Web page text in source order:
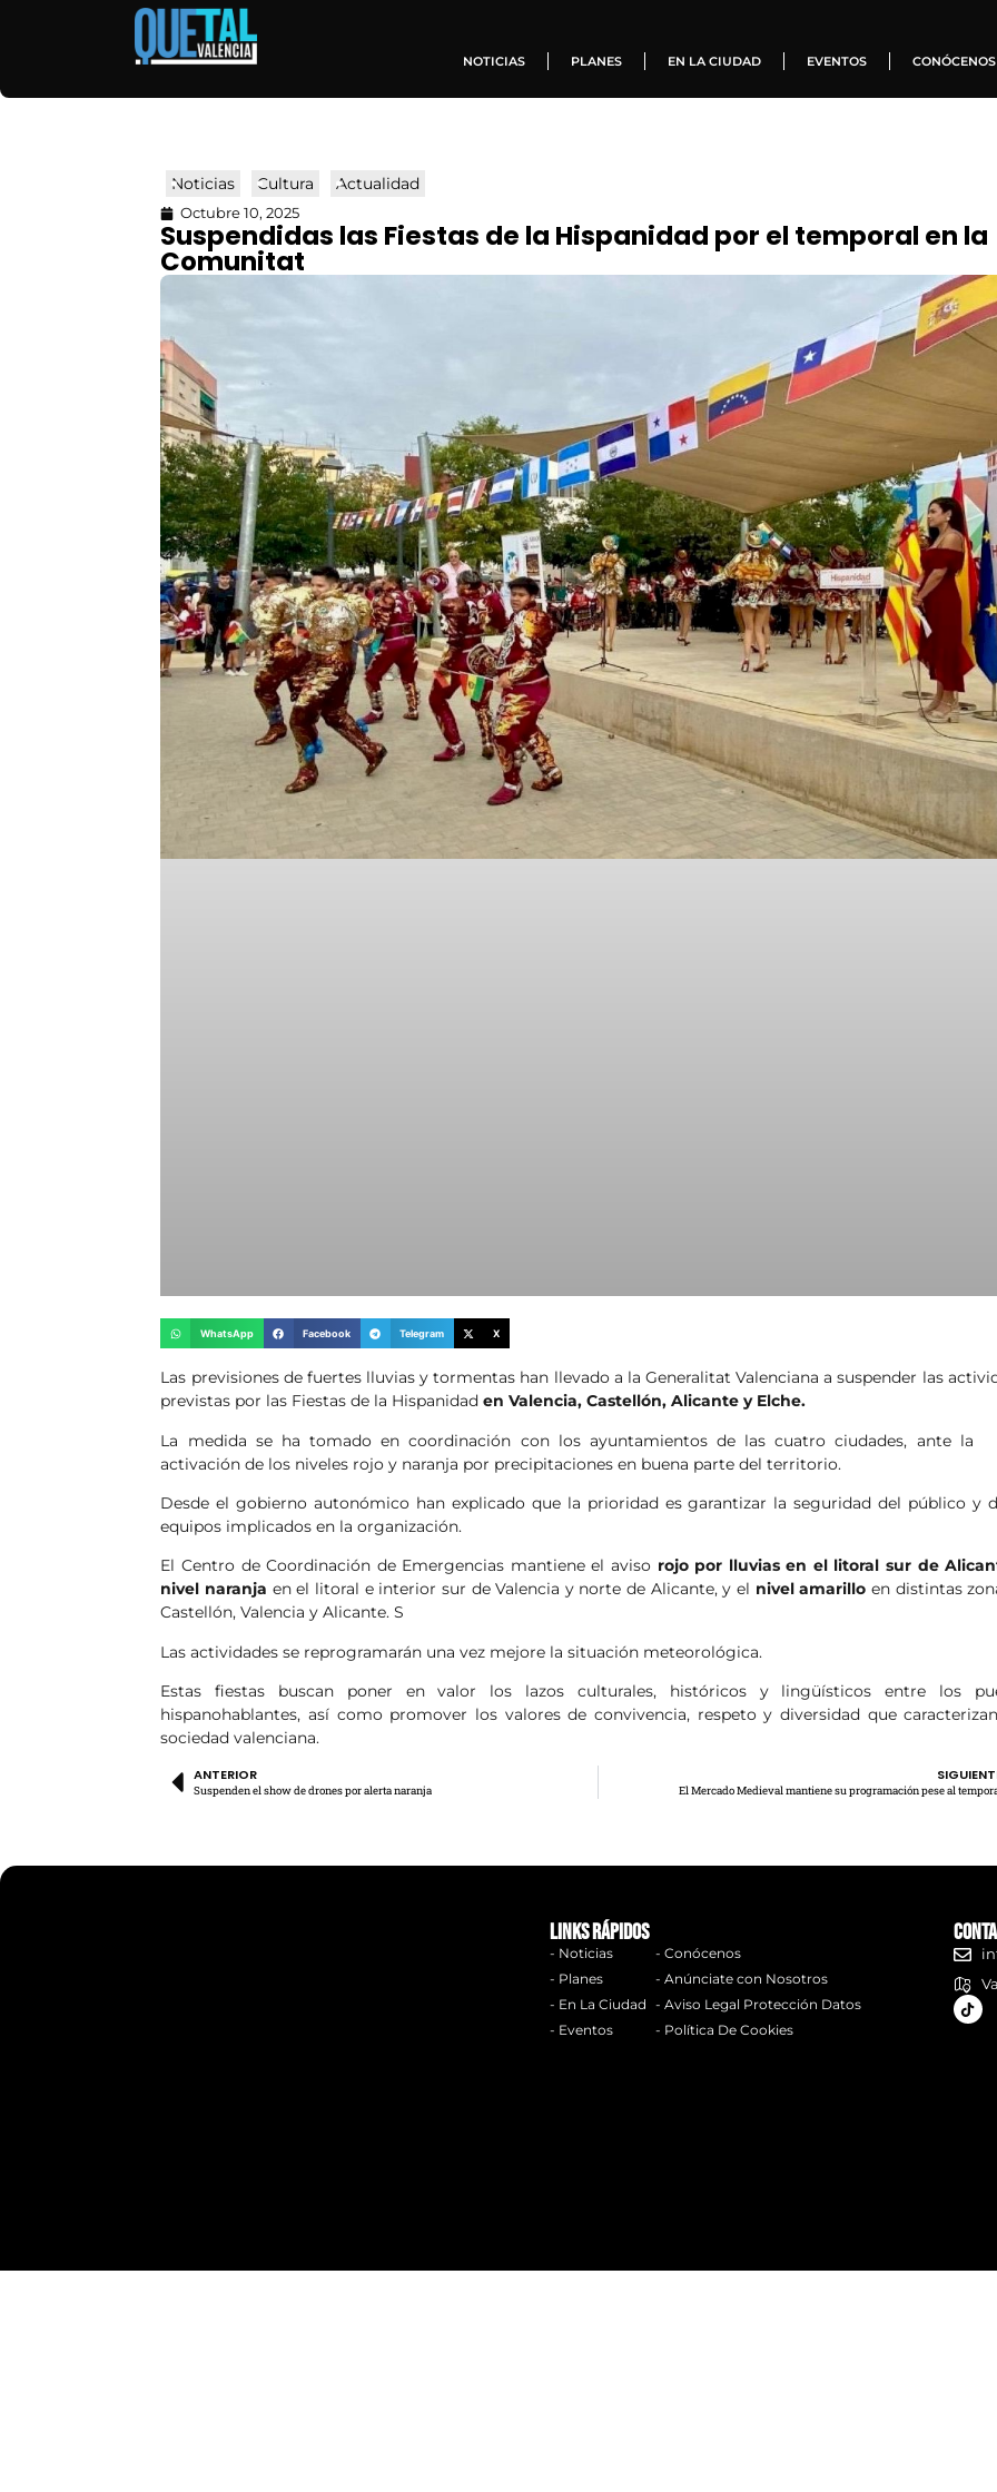
NOTICIAS PLANES EN LA CIUDAD EVENTOS CONÓCENOS
Noticias Cultura Actualidad
Octubre 10, 2025
Suspendidas las Fiestas de la Hispanidad por el temporal en la
Comunitat
WhatsApp Facebook Telegram X
Las previsiones de fuertes lluvias y tormentas han llevado a la Generalitat Valenciana a suspender las
previstas por las Fiestas de la Hispanidaden Valencia, Castellón, Alicante y Elche.
La medida se ha tomado en coordinación con los ayuntamientos de las cuatro ciudades, ante la
activación de los niveles rojo y naranja por precipitaciones en buena parte del territorio.
Desde el gobierno autonómico han explicado que la prioridad es garantizar la seguridad del público y
equipos implicados en la organización.
El Centro de Coordinación de Emergencias mantiene el aviso rojo por lluvias en el litoral sur de
nivel naranja en el litoral e interior sur de Valencia y norte de Alicante, y el nivel amarillo en distintas
Castellón, Valencia y Alicante. S
Las actividades se reprogramarán una vez mejore la situación meteorológica.
Estas fiestas buscan poner en valor los lazos culturales, históricos y lingüísticos entre los
hispanohablantes, así como promover los valores de convivencia, respeto y diversidad que
sociedad valenciana.
ANTERIOR
Suspenden el show de drones por alerta naranja El Mercado Medieval mantiene su programación pese al
links rápidos
- Noticias
- Planes
- En La Ciudad
- Eventos
- Conócenos
- Anúnciate con Nosotros
- Aviso Legal Protección Datos
- Política De Cookies